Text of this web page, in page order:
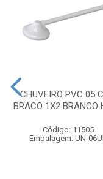
CHUVEIRO PVC 05
BRACO 1X2 BRANCO
Código: 11505
Embalagem: UN-